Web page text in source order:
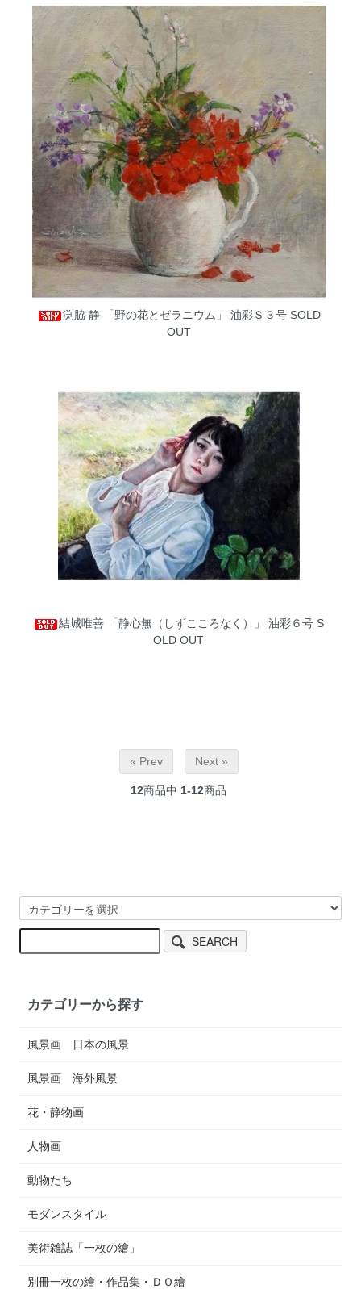
渕脇 静 「野の花とゼラニウム」 油彩Ｓ３号SOLD
OUT
結城唯善 「静心無（しずこころなく）」 油彩６号 S
OLD OUT
« Prev Next »
12商品中 1-12商品
SEARCH
カテゴリーから探す
風景画 日本の風景
風景画 海外風景
花・静物画
人物画
動物たち
モダンスタイル
美術雑誌「一枚の繪」
別冊一枚の繪・作品集・ＤＯ繪